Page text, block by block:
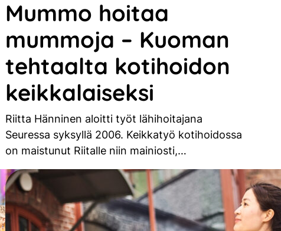
Mummo hoitaa
mummoja – Kuoman
tehtaalta kotihoidon
keikkalaiseksi
Riitta Hänninen aloitti työt lähihoitajana
Seuressa syksyllä 2006. Keikkatyö kotihoidossa
on maistunut Riitalle niin mainiosti,…